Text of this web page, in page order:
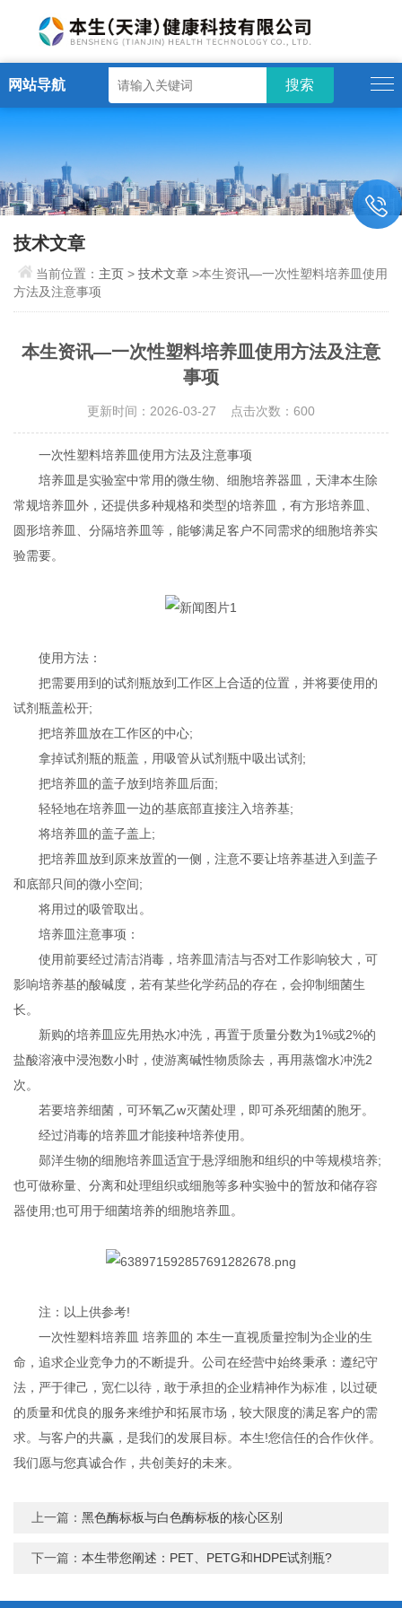
网站导航
技术文章
当前位置： 主页 >技术文章 >本生资讯—一次性塑料培养皿使用
方法及注意事项
本生资讯—一次性塑料培养皿使用方法及注意
事项
更新时间：2026-03-27 点击次数：600
一次性塑料培养皿使用方法及注意事项
培养皿是实验室中常用的微生物、细胞培养器皿，天津本生除
常规培养皿外，还提供多种规格和类型的培养皿，有方形培养皿、
圆形培养皿、分隔培养皿等，能够满足客户不同需求的细胞培养实
验需要。
使用方法：
把需要用到的试剂瓶放到工作区上合适的位置，并将要使用的
试剂瓶盖松开;
把培养皿放在工作区的中心;
拿掉试剂瓶的瓶盖，用吸管从试剂瓶中吸出试剂;
把培养皿的盖子放到培养皿后面;
轻轻地在培养皿一边的基底部直接注入培养基;
将培养皿的盖子盖上;
把培养皿放到原来放置的一侧，注意不要让培养基进入到盖子
和底部只间的微小空间;
将用过的吸管取出。
培养皿注意事项：
使用前要经过清洁消毒，培养皿清洁与否对工作影响较大，可
影响培养基的酸碱度，若有某些化学药品的存在，会抑制细菌生
长。
新购的培养皿应先用热水冲洗，再置于质量分数为1%或2%的
盐酸溶液中浸泡数小时，使游离碱性物质除去，再用蒸馏水冲洗2
次。
若要培养细菌，可环氧乙w灭菌处理，即可杀死细菌的胞牙。
经过消毒的培养皿才能接种培养使用。
郧洋生物的细胞培养皿适宜于悬浮细胞和组织的中等规模培养;
也可做称量、分离和处理组织或细胞等多种实验中的暂放和储存容
器使用;也可用于细菌培养的细胞培养皿‍。
注：以上供参考!
一次性塑料培养皿 培养皿的 本生一直视质量控制为企业的生
命，追求企业竞争力的不断提升。公司在经营中始终秉承：遵纪守
法，严于律己，宽仁以待，敢于承担的企业精神作为标准，以过硬
的质量和优良的服务来维护和拓展市场，较大限度的满足客户的需
求。与客户的共赢，是我们的发展目标。本生!您信任的合作伙伴。
我们愿与您真诚合作，共创美好的未来。
上一篇：黑色酶标板与白色酶标板的核心区别
下一篇：本生带您阐述：PET、PETG和HDPE试剂瓶?